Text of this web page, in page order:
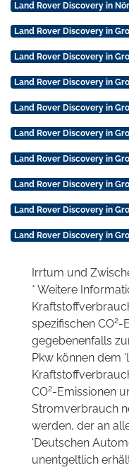
Land Rover Discovery in
Land Rover Discovery in
Land Rover Discovery in
Land Rover Discovery in
Land Rover Discovery in
Land Rover Discovery in
Land Rover Discovery in
Land Rover Discovery in
Land Rover Discovery in
Land Rover Discovery in
Irrtum und
* Weitere
spezifischen CO2-
gegebenenfalls
Pkw können dem
CO2-Emissionen
Stromverbrauch
werden, der an
'Deutschen
unentgeltlich